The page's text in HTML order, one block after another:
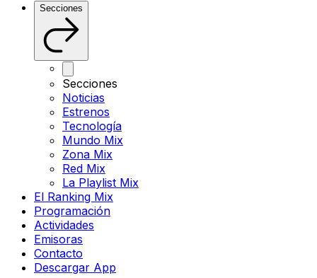
Secciones
Secciones
Noticias
Estrenos
Tecnología
Mundo Mix
Zona Mix
Red Mix
La Playlist Mix
El Ranking Mix
Programación
Actividades
Emisoras
Contacto
Descargar App